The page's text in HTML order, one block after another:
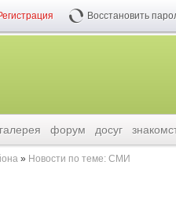
Восстановить
форум досуг
Новости по теме: СМИ